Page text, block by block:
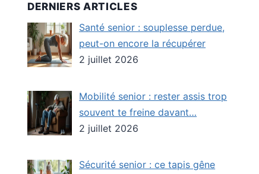
DERNIERS ARTICLES
Santé senior : souplesse perdue,
peut-on encore la récupérer
2 juillet 2026
Mobilité senior : rester assis trop
souvent te freine davant…
2 juillet 2026
Sécurité senior : ce tapis gêne